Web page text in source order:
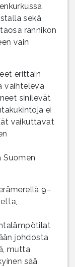
sekä
rannikon
vain
erittäin
vaihteleva
sinilevät
ei
vaikuttavat
Suomen
9–
johdosta
mutta
sää